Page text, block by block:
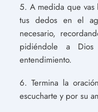
5. A medida que vas
tus dedos en el
necesario,
pidiéndole a
entendimiento.
6. Termina la
escucharte y por su